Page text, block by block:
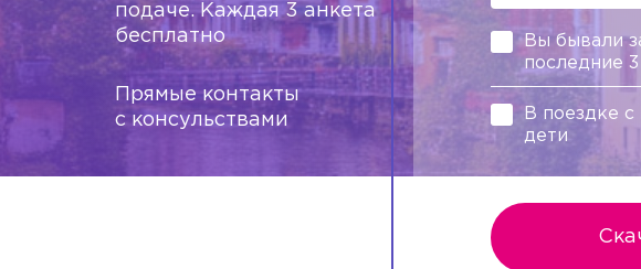
подаче. Каждая 3 анкета
бесплатно
Прямые контакты
с консульствами
Вы бывали
последние 3
В поездке с
дети